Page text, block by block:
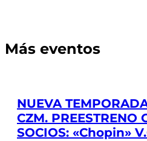
Más eventos
NUEVA
CZM. PREESTRENO
SOCIOS: «Chopin»